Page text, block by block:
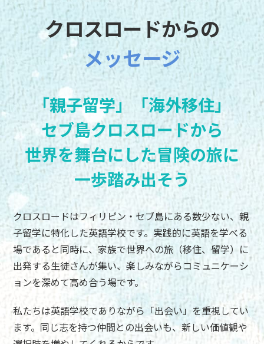
クロスロードからの
メッセージ
「親子留学」「海外移住」
セブ島クロスロードから
世界を舞台にした冒険の旅に
一歩踏み出そう
クロスロードはフィリピン・セブ島にある数少ない、親
子留学に特化した英語学校です。実践的に英語を学べる
場であると同時に、家族で世界への旅（移住、留学）に
出発する生徒さんが集い、楽しみながらコミュニケーシ
ョンを深めて高め合う場です。
私たちは英語学校でありながら「出会い」を重視してい
ます。同じ志を持つ仲間との出会いも、新しい価値観や